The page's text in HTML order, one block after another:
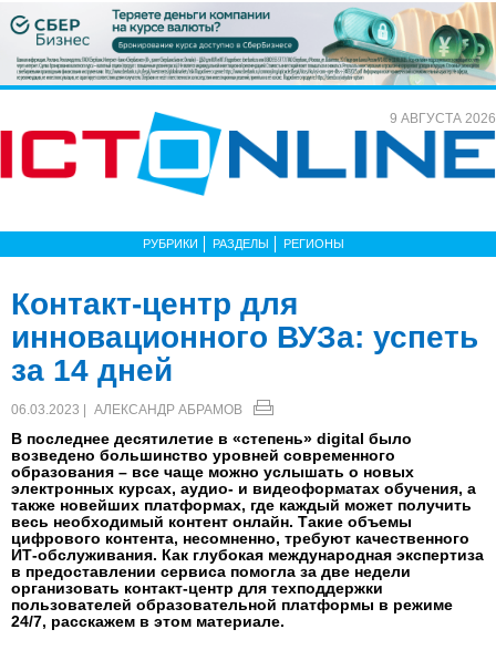
9 АВГУСТА 2026
РУБРИКИ РАЗДЕЛЫ РЕГИОНЫ
Контакт-центр для
инновационного ВУЗа: успеть
за 14 дней
06.03.2023 | АЛЕКСАНДР АБРАМОВ
В последнее десятилетие в «степень» digital было
возведено большинство уровней современного
образования – все чаще можно услышать о новых
электронных курсах, аудио- и видеоформатах обучения, а
также новейших платформах, где каждый может получить
весь необходимый контент онлайн. Такие объемы
цифрового контента, несомненно, требуют качественного
ИТ-обслуживания. Как глубокая международная экспертиза
в предоставлении сервиса помогла за две недели
организовать контакт-центр для техподдержки
пользователей образовательной платформы в режиме
24/7, расскажем в этом материале.